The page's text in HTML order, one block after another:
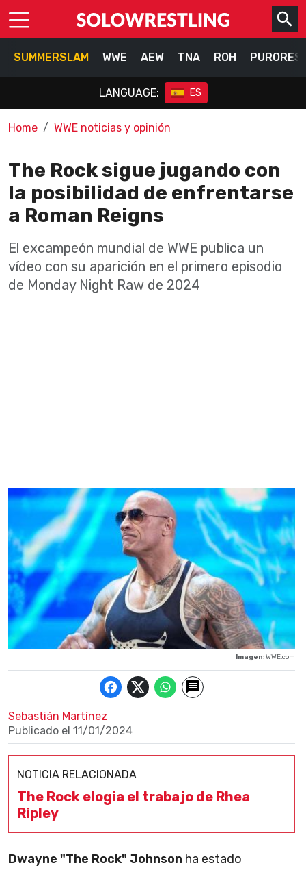
SUMMERSLAM WWE AEW TNA ROH
LANGUAGE: ES
Home WWE noticias y opinión
The Rock sigue jugando con
la posibilidad de enfrentarse
a Roman Reigns
El excampeón mundial de WWE publica un
vídeo con su aparición en el primero episodio
de Monday Night Raw de 2024
Imagen: WWE.com
Sebastián Martínez
Publicado el 11/01/2024
NOTICIA RELACIONADA
The Rock elogia el trabajo de Rhea
Ripley
Dwayne "The Rock" Johnson ha estado